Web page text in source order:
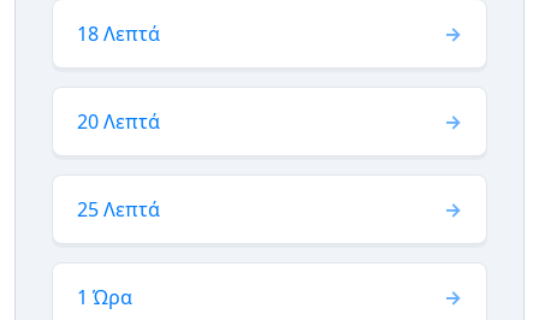
18 Λεπτά
20 Λεπτά
25 Λεπτά
1 Ώρα